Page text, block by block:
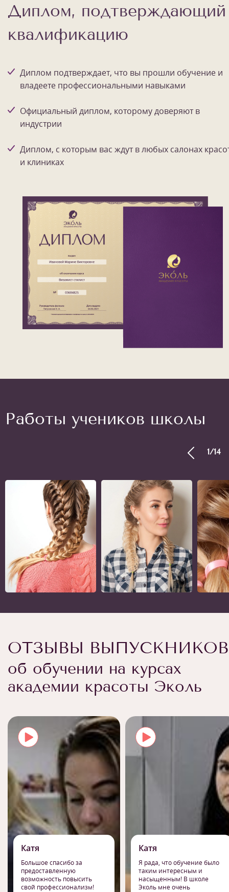
Диплом, подтверждающий
квалификацию
Диплом подтверждает, что вы прошли обучение и
владеете профессиональными навыками
Официальный диплом, которому доверяют в
индустрии
Диплом, с которым вас ждут в любых салонах
и клиниках
Работы учеников школы
1/14
ОТЗЫВЫ ВЫПУСКНИКОВ
об обучении на курсах
академии красоты Эколь
Катя
Большое спасибо за
предоставленную
возможность повысить
свой профессионализм!
Катя
Я рада, что обучение было
таким интересным и
насыщенным! В школе
Эколь мне очень